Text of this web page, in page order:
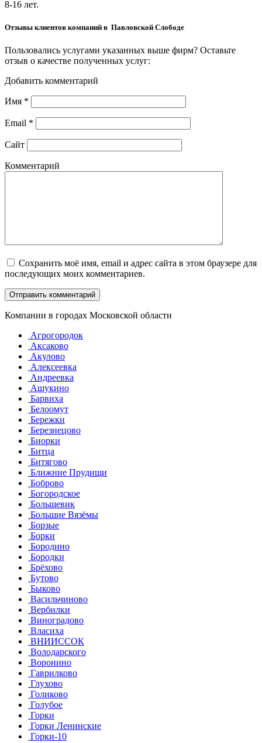
8-16 лет.
Отзывы клиентов компаний в Павловской Слободе
Пользовались услугами указанных выше фирм? Оставьте
отзыв о качестве полученных услуг:
Добавить комментарий
Имя *
Email *
Сайт
Комментарий
Сохранить моё имя, email и адрес сайта в этом браузере для
последующих моих комментариев.
Компании в городах Московской области
Агрогородок
Аксаково
Акулово
Алексеевка
Андреевка
Ашукино
Барвиха
Белоомут
Бережки
Березнецово
Биорки
Битца
Битягово
Ближние Прудищи
Боброво
Богородское
Большевик
Большие Вязёмы
Борзые
Борки
Бородино
Бородки
Брёхово
Бутово
Быково
Васильчиново
Вербилки
Виноградово
Власиха
ВНИИССОК
Володарского
Воронино
Гаврилково
Глухово
Голиково
Голубое
Горки
Горки Ленинские
Горки-10